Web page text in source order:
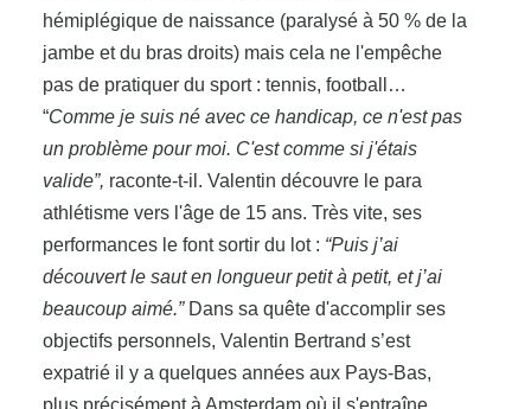
hémiplégique de naissance (paralysé à 50 % de la
jambe et du bras droits) mais cela ne l'empêche
pas de pratiquer du sport : tennis, football…
“Comme je suis né avec ce handicap, ce n'est pas
un problème pour moi. C'est comme si j'étais
valide”, raconte-t-il. Valentin découvre le para
athlétisme vers l'âge de 15 ans. Très vite, ses
performances le font sortir du lot : “Puis j’ai
découvert le saut en longueur petit à petit, et j’ai
beaucoup aimé.” Dans sa quête d'accomplir ses
objectifs personnels, Valentin Bertrand s’est
expatrié il y a quelques années aux Pays-Bas,
plus précisément à Amsterdam où il s'entraîne